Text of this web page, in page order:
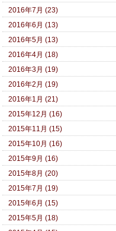
2016年7月 (23)
2016年6月 (13)
2016年5月 (13)
2016年4月 (18)
2016年3月 (19)
2016年2月 (19)
2016年1月 (21)
2015年12月 (16)
2015年11月 (15)
2015年10月 (16)
2015年9月 (16)
2015年8月 (20)
2015年7月 (19)
2015年6月 (15)
2015年5月 (18)